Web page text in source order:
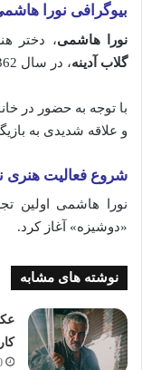
بیوگرافی نورا
نورا هاشمی، دختر
گلاب آدینه، در سال 1362 در تهران متولد شد.
با توجه به حضور در
و علاقه شدیدی به
شروع فعالیت هنری
«دوشیزه» آغاز کرد.
نوشته های مشابه